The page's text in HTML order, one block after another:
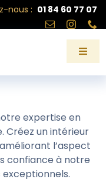
nous : 01 84 60 77 07
À
expertise en
Créez un intérieur
l’aspect
confiance à notre